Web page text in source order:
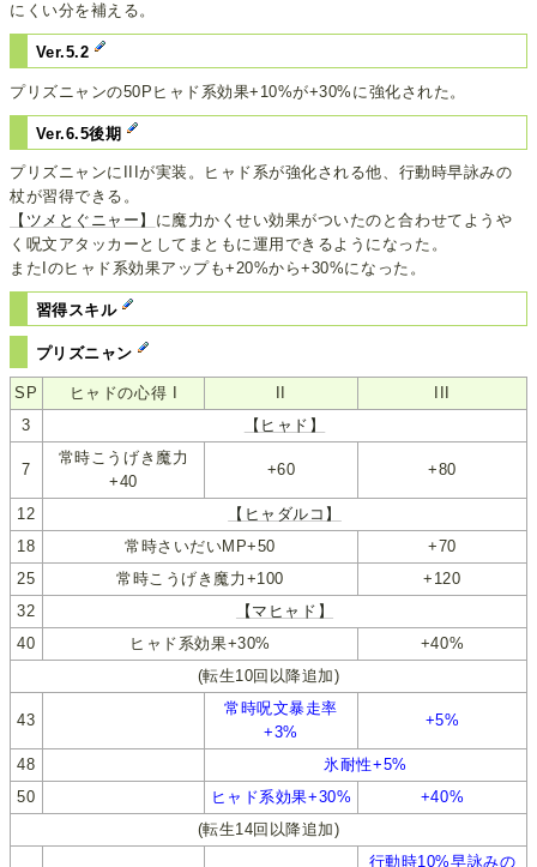
にくい分を補える。
Ver.5.2
プリズニャンの50Pヒャド系効果+10%が+30%に強化された。
Ver.6.5後期
プリズニャンにIIIが実装。ヒャド系が強化される他、行動時早詠みの
杖が習得できる。
【ツメとぐニャー】 に魔力かくせい効果がついたのと合わせてようや
く呪文アタッカーとしてまともに運用できるようになった。
またIのヒャド系効果アップも+20%から+30%になった。
習得スキル
プリズニャン
SP ヒャドの心得 I
3
【ヒャド】
7
常時こうげき魔力
+40
+60 +80
12
【ヒャダルコ】
18
常時さいだいMP+50
+70
25
常時こうげき魔力+100
+120
32
【マヒャド】
40
ヒャド系効果+30%
+40%
(転生10回以降追加)
43
常時呪文暴走率
+3%
+5%
48
氷耐性+5%
50
ヒャド系効果+30%
+40%
(転生14回以降追加)
行動時10%早詠みの